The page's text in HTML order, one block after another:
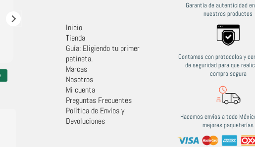
Llego a tiempo y en forma la atención que dan
, cumplidos y le dan buen seguimiento a los
pedidos y a las preguntas , y es buena calidad
quedó súper chévere el modelo de panto
La
Inicio
Tienda
Guía: Eligiendo tu primer
patineta.
Marcas
Nosotros
Mi cuenta
Preguntas Frecuentes
Política de Envíos y
Devoluciones
Garantía de autenticidad
nuestros productos
Contamos con protocolos y
de seguridad para que
compra segura
Hacemos envíos a todo
mejores paqueterías